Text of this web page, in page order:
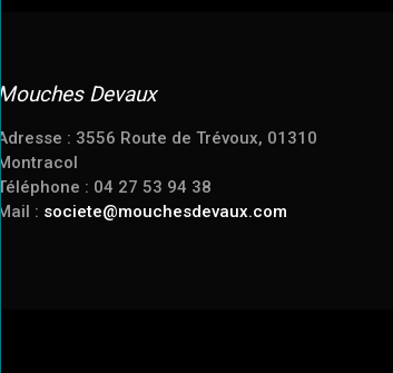
Mouches Devaux
Adresse : 3556 Route de Trévoux, 01310
Montracol
Téléphone : 04 27 53 94 38
Mail : societe@mouchesdevaux.com